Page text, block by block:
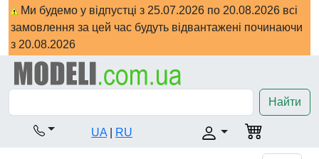
Ми будемо у відпустці з 25.07.2026 по 20.08.2026 всі
замовлення за цей час будуть відвантажені починаючи
з 20.08.2026
Найти
UA RU